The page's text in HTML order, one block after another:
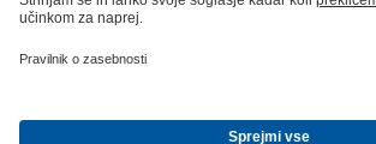
Katalog izdelkov Nadomestni deli
izdelkovProgramska oprema in znanje
Podrobnosti o dogodkihObmočje za tisk